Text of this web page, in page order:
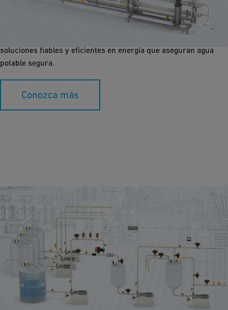
Descubra el mundo innovador de la tecnología de membranas y
cómo revoluciona la purificación del agua. Aprenda cómo GF
Piping Systems mejora los sistemas de ósmosis inversa para
soluciones fiables y eficientes en energía que aseguran agua
potable segura.
Conozca más
Dosis y Dilución
Descubra las técnicas esenciales para una dosificación y